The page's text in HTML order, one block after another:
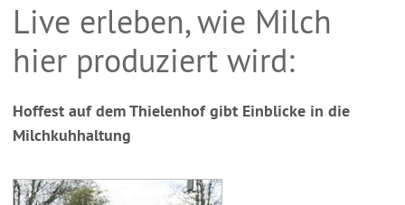
Live erleben, wie Milch
hier produziert wird:
Hoffest auf dem Thielenhof gibt Einblicke in die
Milchkuhhaltung